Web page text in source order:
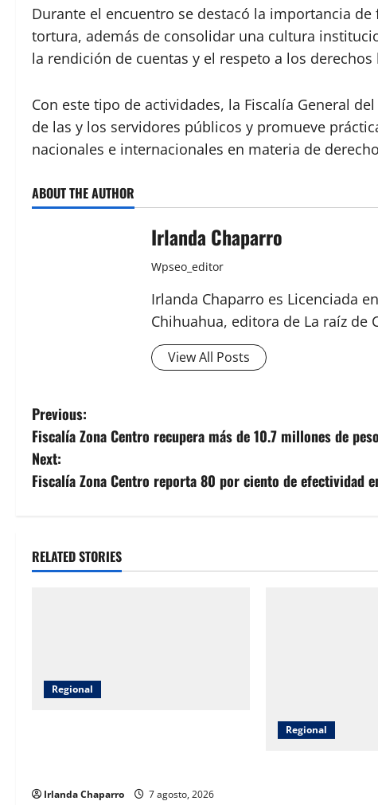
Durante el encuentro se destacó la importancia
tortura, además de consolidar una cultura
la rendición de cuentas y el respeto a los derechos
Con este tipo de actividades, la Fiscalía General
de las y los servidores públicos y promueve
nacionales e internacionales en materia de
ABOUT THE AUTHOR
Irlanda Chaparro
Wpseo_editor
Irlanda Chaparro es Licenciada
Chihuahua, editora de La raíz
View All Posts
P
o
s
n
i
Previous:
Fiscalía Zona Centro recupera más de 10.7 millones de
Next:
Fiscalía Zona Centro reporta 80 por ciento de efectividad
RELATED STORIES
Regional
Irlanda Chaparro 7 agosto, 2026
Regional